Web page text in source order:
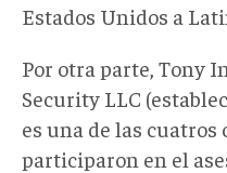
Estados Unidos a
Por otra parte, Tony
Security LLC
es una de las
participaron en el